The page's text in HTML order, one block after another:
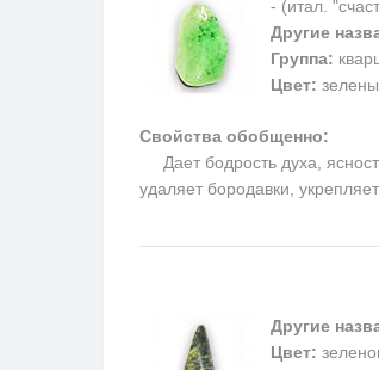
- (итал.
Другие
Группа:
Цвет:
Свойства обобщенно:
Дает бодрость духа,
удаляет бородавки,
Другие
Цвет: